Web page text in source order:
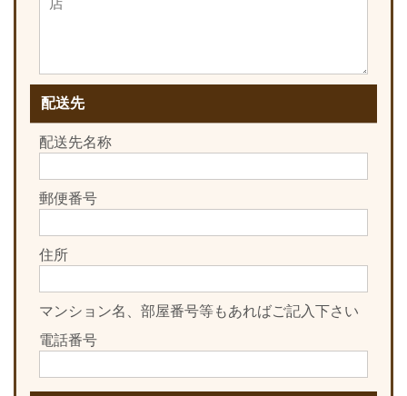
配送先
配送先名称
郵便番号
住所
マンション名、部屋番号等もあればご記入下さい
電話番号